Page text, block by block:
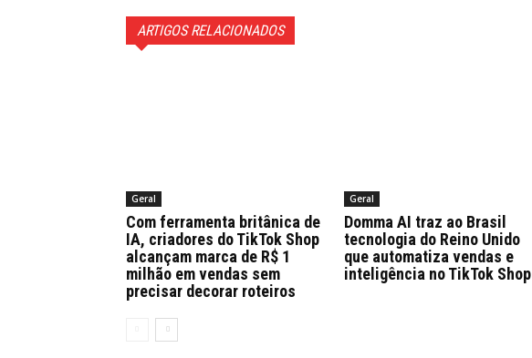
ARTIGOS RELACIONADOS
Geral
Com ferramenta britânica de
IA, criadores do TikTok Shop
alcançam marca de R$ 1
milhão em vendas sem
precisar decorar roteiros
Geral
Domma AI traz ao Brasil
tecnologia do Reino Unido
que automatiza vendas e
inteligência no TikTok Shop